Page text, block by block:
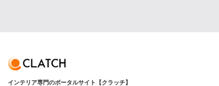
インテリア専門のポータルサイト【クラッチ】